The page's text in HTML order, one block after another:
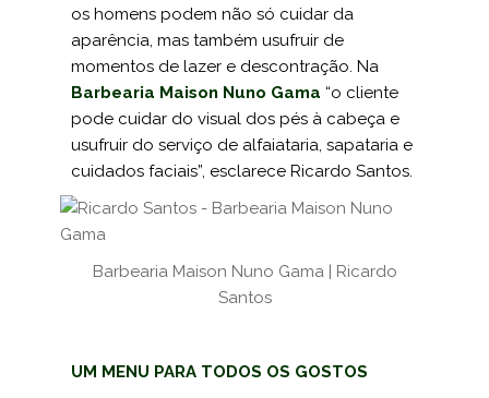
os homens podem não só cuidar da
aparên­cia, mas também usufruir de
momentos de lazer e descontração. Na
Barbearia Maison Nuno Gama “o cliente
pode cuidar do visual dos pés à cabeça e
usufruir do serviço de alfaiataria, sapataria e
cuidados faciais”, esclarece Ricardo Santos.
Barbearia Maison Nuno Gama | Ricardo
Santos
UM MENU PARA TODOS OS GOSTOS